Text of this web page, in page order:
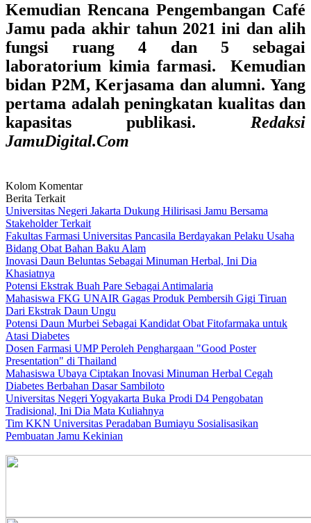
Kemudian Rencana Pengembangan Café
Jamu pada akhir tahun 2021 ini dan alih
fungsi ruang 4 dan 5 sebagai
laboratorium kimia farmasi. Kemudian
bidan P2M, Kerjasama dan alumni. Yang
pertama adalah peningkatan kualitas dan
kapasitas publikasi. Redaksi
JamuDigital.Com
Kolom Komentar
Berita Terkait
Universitas Negeri Jakarta Dukung Hilirisasi Jamu Bersama
Stakeholder Terkait
Fakultas Farmasi Universitas Pancasila Berdayakan Pelaku Usaha
Bidang Obat Bahan Baku Alam
Inovasi Daun Beluntas Sebagai Minuman Herbal, Ini Dia
Khasiatnya
Potensi Ekstrak Buah Pare Sebagai Antimalaria
Mahasiswa FKG UNAIR Gagas Produk Pembersih Gigi Tiruan
Dari Ekstrak Daun Ungu
Potensi Daun Murbei Sebagai Kandidat Obat Fitofarmaka untuk
Atasi Diabetes
Dosen Farmasi UMP Peroleh Penghargaan "Good Poster
Presentation" di Thailand
Mahasiswa Ubaya Ciptakan Inovasi Minuman Herbal Cegah
Diabetes Berbahan Dasar Sambiloto
Universitas Negeri Yogyakarta Buka Prodi D4 Pengobatan
Tradisional, Ini Dia Mata Kuliahnya
Tim KKN Universitas Peradaban Bumiayu Sosialisasikan
Pembuatan Jamu Kekinian